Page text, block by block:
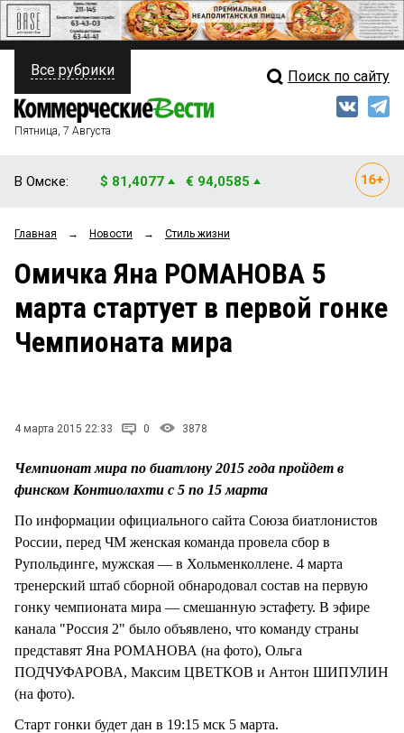
ПОЛИТИКА
ФИНАНСЫ
ОБЩЕСТВО
ЗАКОН
НОВОСТИ КОМПАНИЙ
Свежий выпуск
Рейтинги
Блоги
Все рубрики Поиск по сайту
Пятница, 7 Августа
В Омске: $ 81,4077 € 94,0585
Главная → Новости → Стиль жизни
Омичка Яна РОМАНОВА 5
марта стартует в первой гонке
Чемпионата мира
4 марта 2015 22:33 0 3878
Чемпионат мира по биатлону 2015 года пройдет в
финском Контиолахти с 5 по 15 марта
По информации официального сайта Союза биатлонистов
России, перед ЧМ женская команда провела сбор в
Рупольдинге, мужская — в Хольменколлене. 4 марта
тренерский штаб сборной обнародовал состав на первую
гонку чемпионата мира — смешанную эстафету. В эфире
канала "Россия 2" было объявлено, что команду страны
представят Яна РОМАНОВА (на фото), Ольга
ПОДЧУФАРОВА, Максим ЦВЕТКОВ и Антон ШИПУЛИН
(на фото).
Старт гонки будет дан в 19:15 мск 5 марта.